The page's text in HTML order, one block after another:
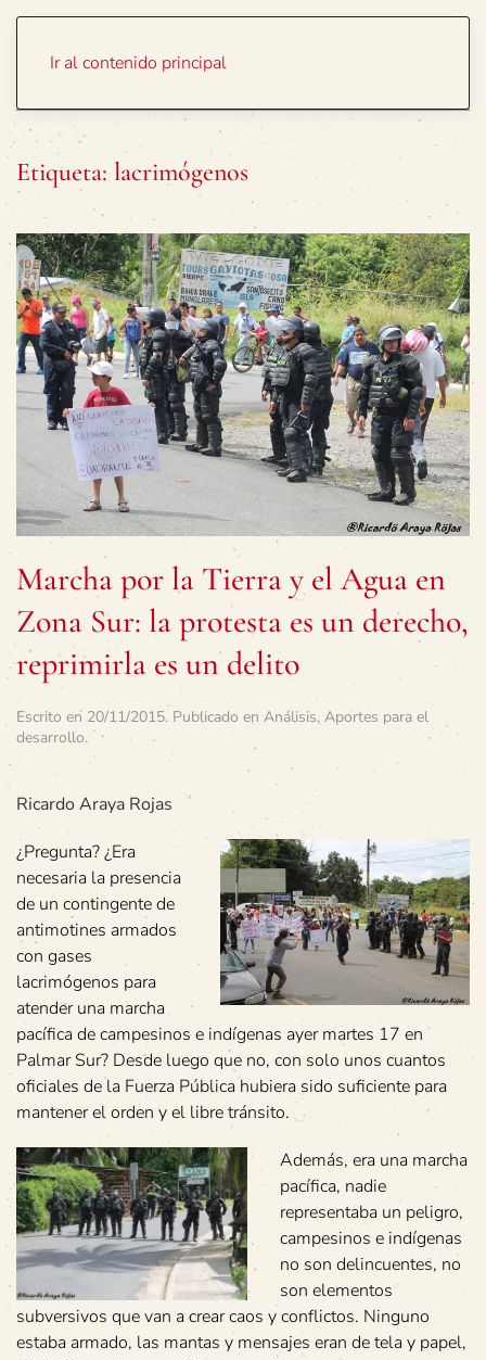
Ir al contenido principal
Etiqueta: lacrimógenos
Marcha por la Tierra y el Agua en
Zona Sur: la protesta es un derecho,
reprimirla es un delito
Escrito en 20/11/2015. Publicado en Análisis, Aportes para el
desarrollo.
Ricardo Araya Rojas
¿Pregunta? ¿Era
necesaria la presencia
de un contingente de
antimotines armados
con gases
lacrimógenos para
atender una marcha
pacífica de campesinos e indígenas ayer martes 17 en
Palmar Sur? Desde luego que no, con solo unos cuantos
oficiales de la Fuerza Pública hubiera sido suficiente para
mantener el orden y el libre tránsito.
Además, era una marcha
pacífica, nadie
representaba un peligro,
campesinos e indígenas
no son delincuentes, no
son elementos
subversivos que van a crear caos y conflictos. Ninguno
estaba armado, las mantas y mensajes eran de tela y papel,